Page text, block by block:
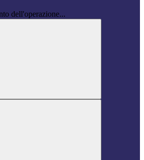
dell'operazione...